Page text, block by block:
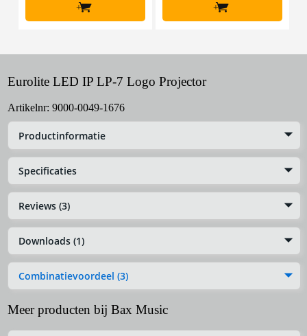
+ +
Eurolite LED IP LP-7 Logo Projector
Artikelnr: 9000-0049-1676
Productinformatie
Specificaties
Reviews (3)
Downloads (1)
Combinatievoordeel (3)
Meer producten bij Bax Music